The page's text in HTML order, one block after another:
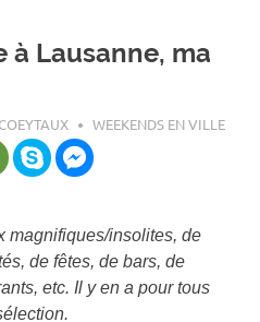
à Lausanne, ma
WEEKENDS EN VILLE
magnifiques/insolites, de
de fêtes, de bars, de
etc. Il y en a pour tous